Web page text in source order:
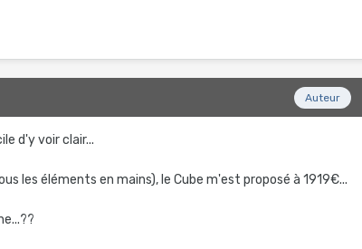
Auteur
d'y voir clair...
les éléments en mains), le Cube m'est proposé à 1919€...